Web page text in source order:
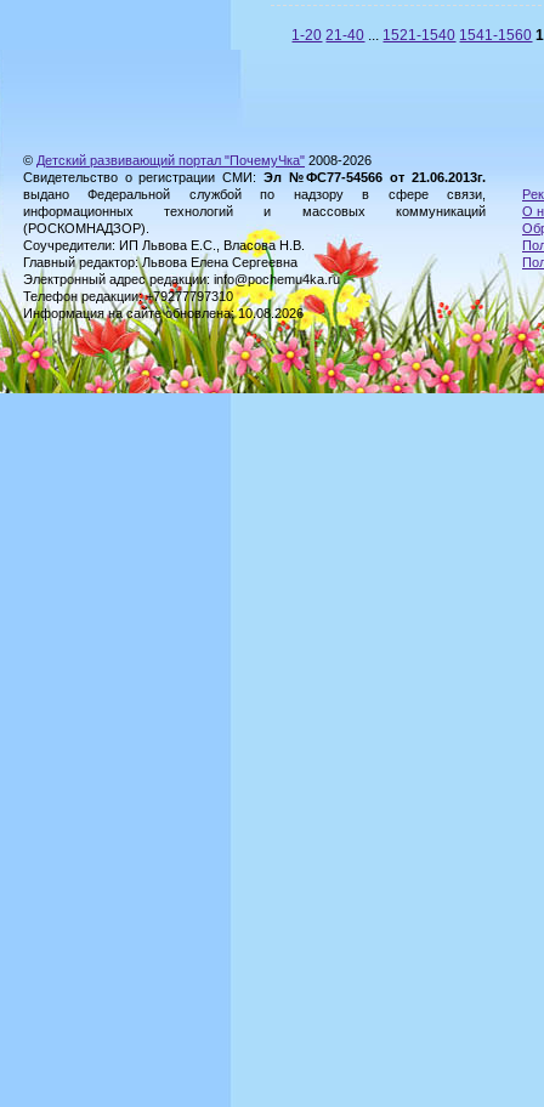
1-20 21-40 ... 1521-1540 1541-1560
© Детский развивающий портал "ПочемуЧка" 2008-2026
Свидетельство о регистрации СМИ: Эл №ФС77-54566 от 21.06.2013г.
выдано Федеральной службой по надзору в сфере связи,
информационных технологий и массовых коммуникаций
(РОСКОМНАДЗОР).
Соучредители: ИП Львова Е.С., Власова Н.В.
Главный редактор: Львова Елена Сергеевна
Электронный адрес редакции: info@pochemu4ka.ru
Телефон редакции: +79277797310
Информация на сайте обновлена: 10.08.2026
О